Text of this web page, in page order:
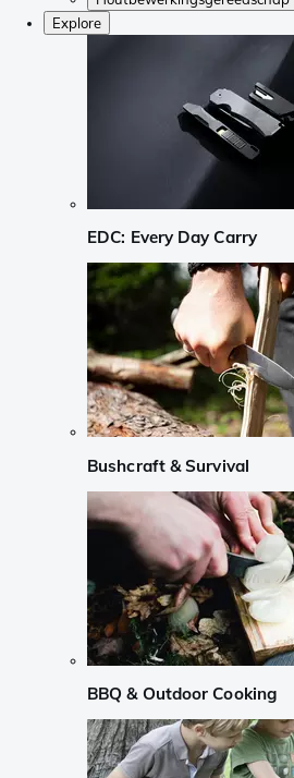
Explore
EDC: Every Day Carry
Bushcraft & Survival
BBQ & Outdoor Cooking